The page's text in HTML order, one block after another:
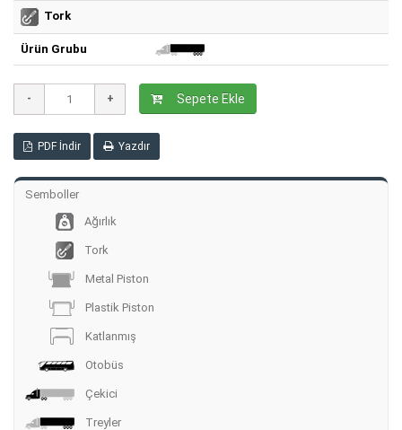
Tork
Ürün Grubu
Sepete Ekle
PDF İndir Yazdır
Semboller
Ağırlık
Tork
Metal Piston
Plastik Piston
Katlanmış
Otobüs
Çekici
Treyler